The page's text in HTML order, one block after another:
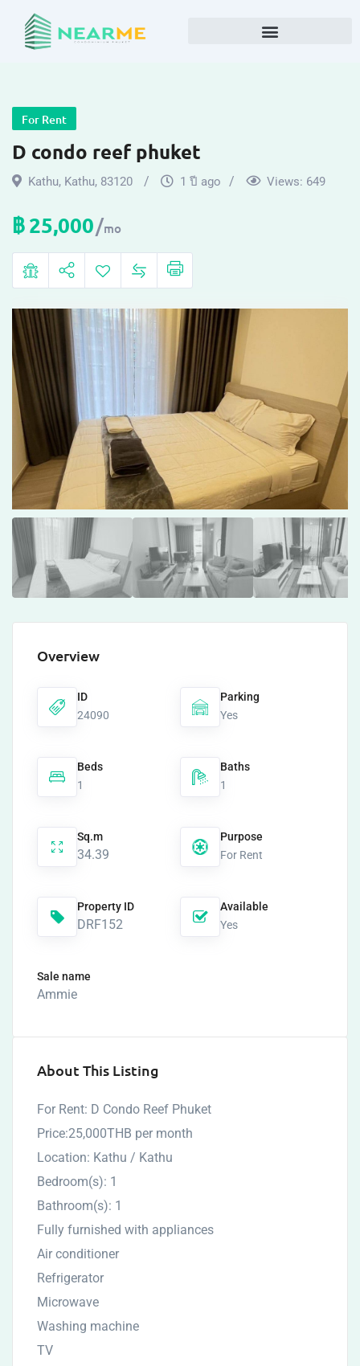
For Rent
D condo reef phuket
Kathu, Kathu, 83120 1 ปี ago Views: 649
฿25,000 mo
Overview
ID
24090
Parking
Yes
Beds
1
Baths
1
Sq.m
34.39
Purpose
For Rent
Property ID
DRF152
Available
Yes
Sale name
Ammie
About This Listing
For Rent: D Condo Reef Phuket
Price:25,000THB per month
Location: Kathu / Kathu
Bedroom(s): 1
Bathroom(s): 1
Fully furnished with appliances
Air conditioner
Refrigerator
Microwave
Washing machine
TV